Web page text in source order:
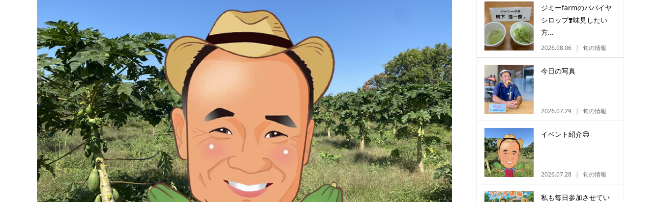
ジミーfarmのパパイヤ
シロップ❣️味見したい
方...
2026.08.06 旬の情報
今日の写真
2026.07.29 旬の情報
イベント紹介😊
2026.07.28 旬の情報
私も毎日参加させてい